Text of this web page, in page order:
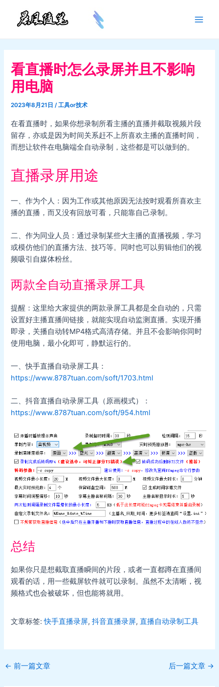
容
看直播时怎么录屏并且不影响
用电脑
2023年8月21日/工具or技术
在看直播时，如果你想录制所看主播的直播并截取视频片段
留存，亦或是因为时间关系赶不上所喜欢主播的直播时间，
而想让软件在电脑端全自动录制，这些都是可以做到的。
直播录屏用途
一、作为个人：因为工作或其他原因无法按时观看所喜欢主
播的直播，而又没有回放可看，只能靠自己录制。
二、作为同业人员：通过录制某些大主播的直播视频，学习
或模仿他们的直播方法、技巧等。同时也可以剪辑他们的视
频吸引自媒体粉丝。
两款全自动直播录屏工具
提醒：这里给大家提供的两款录屏工具都是全自动的，只需
设置好主播直播间链接，就能实现自动监测直播。实现开播
即录，关播自动转MP4格式高清存储。并且不会影响你同时
使用电脑，最小化即可，静默运行的。
一、快手直播自动录屏工具：
https://www.8787tuan.com/soft/1703.html
二、抖音直播自动录屏工具（原画模式）：
https://www.8787tuan.com/soft/954.html
总结
如果你只是想截取直播瞬间的片段，或者一直都蹲在直播间
观看的话，用一些截屏软件就可以录制。虽然不太清晰，视
频格式也会被破坏，但也能将就用。
文章标签:快手直播录屏,抖音直播录屏,直播自动录制工具
Post
← 前一篇文章 后一篇文章 →